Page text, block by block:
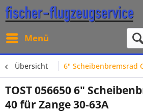
Menü
Übersicht 6" Scheibenbremsrad
TOST 056650 6"
40 für Zange 30-63A